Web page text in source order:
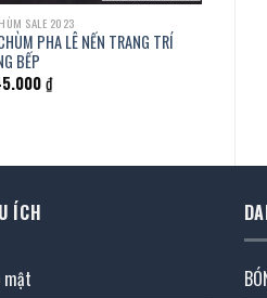
SALE 2023
PHA LÊ NẾN TRANG TRÍ
BẾP
₫
ÍCH
mật